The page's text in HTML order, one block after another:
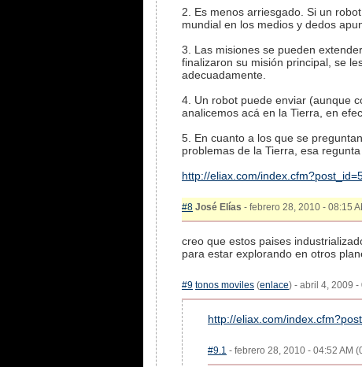
2. Es menos arriesgado. Si un
mundial en los medios y dedos
3. Las misiones se pueden
finalizaron su misión principal, se
adecuadamente.
4. Un robot puede enviar (aunque
analicemos acá en la Tierra, en
5. En cuanto a los que se
problemas de la Tierra, esa
http://eliax.com/
#8 José Elías - febrero 28, 2010 - 08:15
creo que estos paises
para estar explorando en otros
#9 tonos moviles (enlace) - abril 4, 2009 -
http://eliax.com/
#9.1 - febrero 28, 2010 - 04:52 AM